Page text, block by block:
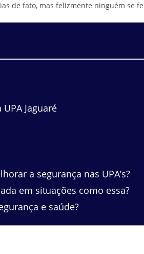
de fato, mas felizmente ninguém se
Jaguaré
a segurança nas UPA’s?
em situações como essa?
e saúde?